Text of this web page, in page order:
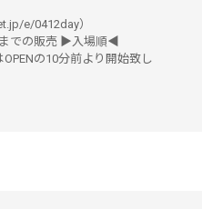
e/0412day）
での販売 ▶︎入場順◀︎
の10分前より開始致し